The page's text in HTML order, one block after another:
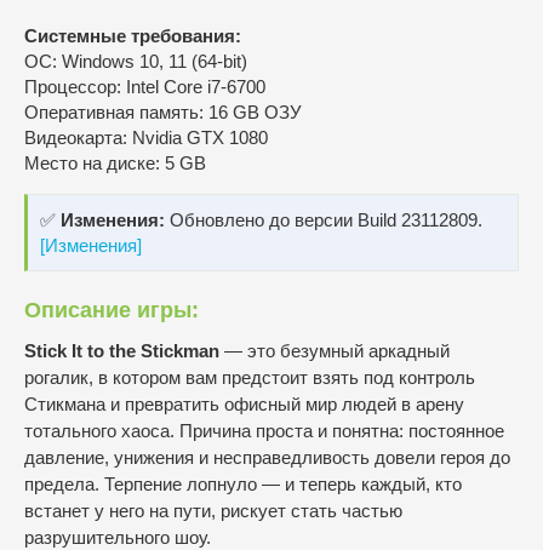
Системные требования:
ОС: Windows 10, 11 (64-bit)
Процессор: Intel Core i7-6700
Оперативная память: 16 GB ОЗУ
Видеокарта: Nvidia GTX 1080
Место на диске: 5 GB
✅ Изменения: Обновлено до версии Build 23112809.
[Изменения]
Описание игры:
Stick It to the Stickman — это безумный аркадный
рогалик, в котором вам предстоит взять под контроль
Стикмана и превратить офисный мир людей в арену
тотального хаоса. Причина проста и понятна: постоянное
давление, унижения и несправедливость довели героя до
предела. Терпение лопнуло — и теперь каждый, кто
встанет у него на пути, рискует стать частью
разрушительного шоу.